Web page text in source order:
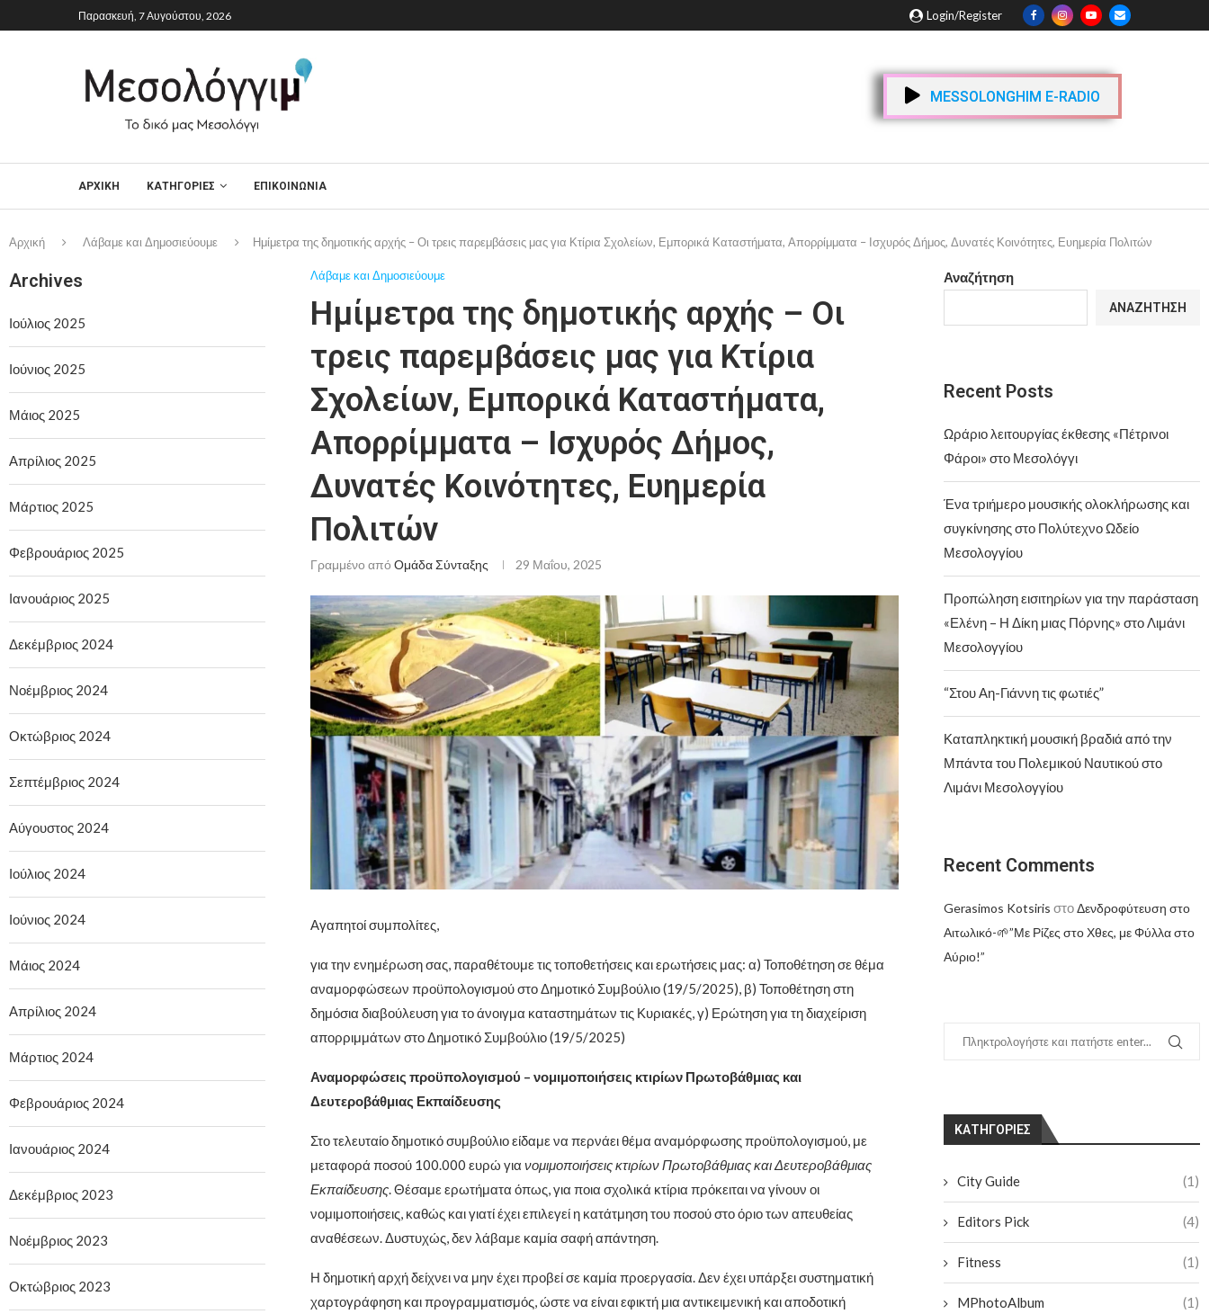
Παρασκευή, 7 Αυγούστου, 2026 Login/Register
MESSOLONGHIM E-RADIO
ΑΡΧΙΚΉ ΚΑΤΗΓΟΡΙΕΣ ΕΠΙΚΟΙΝΩΝΙΑ
Αρχική Λάβαμε και Δημοσιεύουμε Ημίμετρα της δημοτικής αρχής – Οι τρεις παρεμβάσεις μας για Κτίρια Σχολείων, Εμπορικά Καταστήματα, Απορρίμματα – Ισχυρός Δήμος, Δυνατές Κοινότητες, Ευημερία Πολιτών
Λάβαμε και Δημοσιεύουμε
Ημίμετρα της δημοτικής αρχής – Οι
τρεις παρεμβάσεις μας για Κτίρια
Σχολείων, Εμπορικά Καταστήματα,
Απορρίμματα – Ισχυρός Δήμος,
Δυνατές Κοινότητες, Ευημερία
Πολιτών
Γραμμένο από Ομάδα Σύνταξης 29 Μαΐου, 2025
Αγαπητοί συμπολίτες,
για την ενημέρωση σας, παραθέτουμε τις τοποθετήσεις και ερωτήσεις μας: α) Τοποθέτηση σε θέμα
αναμορφώσεων προϋπολογισμού στο Δημοτικό Συμβούλιο (19/5/2025), β) Τοποθέτηση στη
δημόσια διαβούλευση για το άνοιγμα καταστημάτων τις Κυριακές, γ) Ερώτηση για τη διαχείριση
απορριμμάτων στο Δημοτικό Συμβούλιο (19/5/2025)
Αναμορφώσεις προϋπολογισμού – νομιμοποιήσεις κτιρίων Πρωτοβάθμιας και
Δευτεροβάθμιας Εκπαίδευσης
Στο τελευταίο δημοτικό συμβούλιο είδαμε να περνάει θέμα αναμόρφωσης προϋπολογισμού, με
μεταφορά ποσού 100.000 ευρώ για νομιμοποιήσεις κτιρίων Πρωτοβάθμιας και Δευτεροβάθμιας
Εκπαίδευσης. Θέσαμε ερωτήματα όπως, για ποια σχολικά κτίρια πρόκειται να γίνουν οι
νομιμοποιήσεις, καθώς και γιατί έχει επιλεγεί η κατάτμηση του ποσού στο όριο των απευθείας
αναθέσεων. Δυστυχώς, δεν λάβαμε καμία σαφή απάντηση.
Η δημοτική αρχή δείχνει να μην έχει προβεί σε καμία προεργασία. Δεν έχει υπάρξει συστηματική
χαρτογράφηση και προγραμματισμός, ώστε να είναι εφικτή μια αντικειμενική και αποδοτική
Αναζήτηση
ΑΝΑΖΉΤΗΣΗ
Recent Posts
Ωράριο λειτουργίας έκθεσης «Πέτρινοι
Φάροι» στο Μεσολόγγι
Ένα τριήμερο μουσικής ολοκλήρωσης και
συγκίνησης στο Πολύτεχνο Ωδείο
Μεσολογγίου
Προπώληση εισιτηρίων για την παράσταση
«Ελένη – Η Δίκη μιας Πόρνης» στο Λιμάνι
Μεσολογγίου
“Στου Αη-Γιάννη τις φωτιές”
Καταπληκτική μουσική βραδιά από την
Μπάντα του Πολεμικού Ναυτικού στο
Λιμάνι Μεσολογγίου
Recent Comments
Gerasimos Kotsiris στοΔενδροφύτευση στο
Αιτωλικό-🌱”Με Ρίζες στο Χθες, με Φύλλα στο
Αύριο!”
KΑΤΗΓΟΡΊΕΣ
City Guide (1)
Editors Pick (4)
Fitness (1)
MPhotoAlbum (1)
Archives
Ιούλιος 2025
Ιούνιος 2025
Μάιος 2025
Απρίλιος 2025
Μάρτιος 2025
Φεβρουάριος 2025
Ιανουάριος 2025
Δεκέμβριος 2024
Νοέμβριος 2024
Οκτώβριος 2024
Σεπτέμβριος 2024
Αύγουστος 2024
Ιούλιος 2024
Ιούνιος 2024
Μάιος 2024
Απρίλιος 2024
Μάρτιος 2024
Φεβρουάριος 2024
Ιανουάριος 2024
Δεκέμβριος 2023
Νοέμβριος 2023
Οκτώβριος 2023